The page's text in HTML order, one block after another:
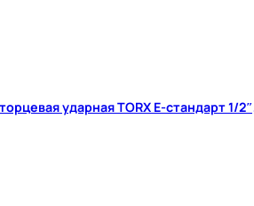
ударная TORX Е-стандарт 1/